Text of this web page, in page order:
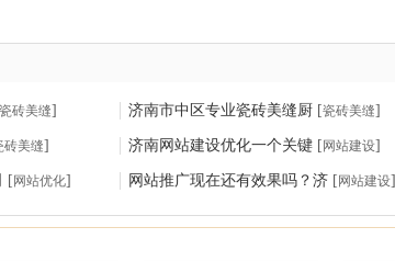
瓷砖美缝] 济南市中区专业瓷砖美缝厨[瓷砖美缝]
砖美缝] 济南网站建设优化一个关键[ 网站建设]
[ 网站优化] 网站推广现在还有效果吗？济[ 网站建设]